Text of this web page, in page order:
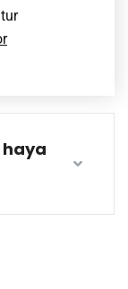
haya